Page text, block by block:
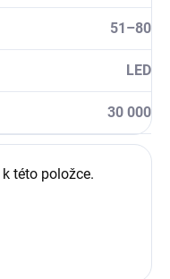
51–80
LED
30 000
této položce.